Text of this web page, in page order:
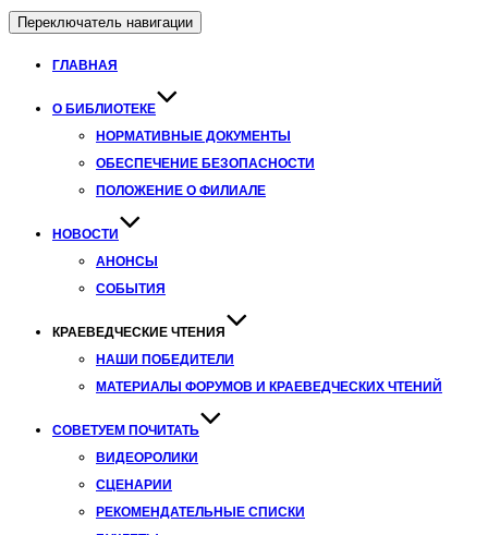
Переключатель навигации
ГЛАВНАЯ
О БИБЛИОТЕКЕ
НОРМАТИВНЫЕ ДОКУМЕНТЫ
ОБЕСПЕЧЕНИЕ БЕЗОПАСНОСТИ
ПОЛОЖЕНИЕ О ФИЛИАЛЕ
НОВОСТИ
АНОНСЫ
СОБЫТИЯ
КРАЕВЕДЧЕСКИЕ ЧТЕНИЯ
НАШИ ПОБЕДИТЕЛИ
МАТЕРИАЛЫ ФОРУМОВ И КРАЕВЕДЧЕСКИХ ЧТЕНИЙ
СОВЕТУЕМ ПОЧИТАТЬ
ВИДЕОРОЛИКИ
СЦЕНАРИИ
РЕКОМЕНДАТЕЛЬНЫЕ СПИСКИ